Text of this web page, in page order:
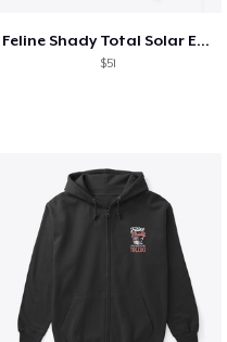
Feline Shady Total Solar Eclipse Tijuana
$51